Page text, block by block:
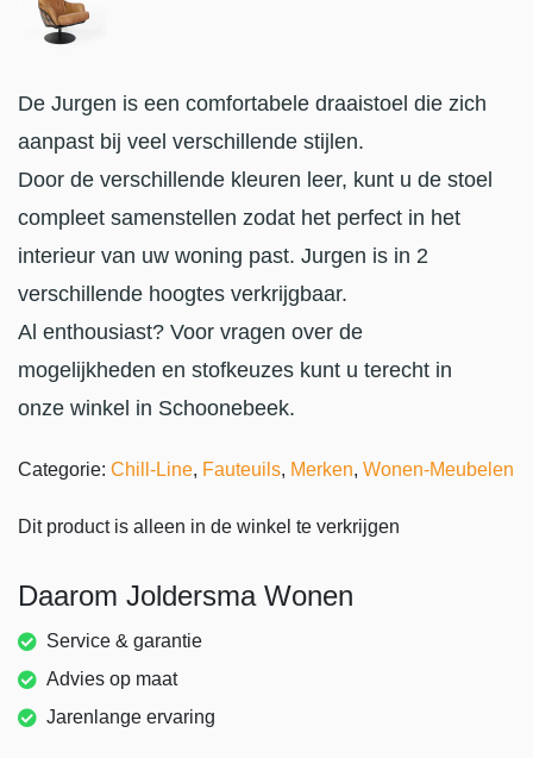
De Jurgen is een comfortabele draaistoel die zich
aanpast bij veel verschillende stijlen.
Door de verschillende kleuren leer, kunt u de stoel
compleet samenstellen zodat het perfect in het
interieur van uw woning past. Jurgen is in 2
verschillende hoogtes verkrijgbaar.
Al enthousiast? Voor vragen over de
mogelijkheden en stofkeuzes kunt u terecht in
onze winkel in Schoonebeek.
Categorie: Chill-Line, Fauteuils, Merken, Wonen-Meubelen
Dit product is alleen in de winkel te verkrijgen
Daarom Joldersma Wonen
Service & garantie
Advies op maat
Jarenlange ervaring